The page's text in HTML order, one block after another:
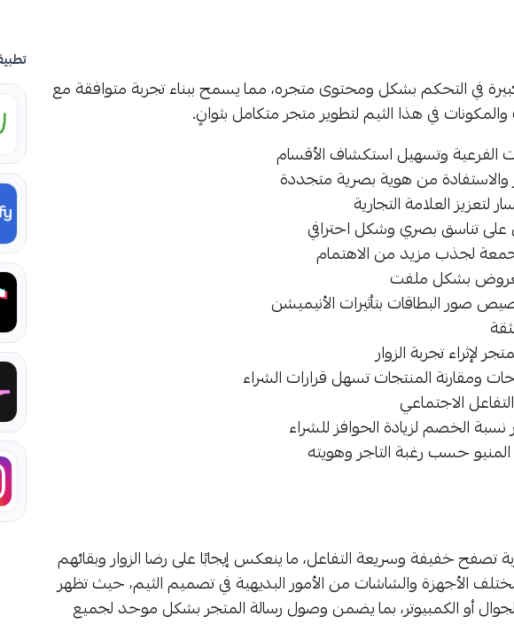
في التحكم بشكل ومحتوى متجره، مما يسمح ببناء تجربة متوافقة مع
في هذا الثيم لتطوير متجر متكامل بثوانٍ.
الفرعية وتسهيل استكشاف الأقسام
من هوية بصرية متجددة
العلامة التجارية
تناسق بصري وشكل احترافي
لجذب مزيد من الاهتمام
بشكل ملفت
صور البطاقات بتأثيرات الأنيميشن
لإثراء تجربة الزوار
الاجتماعي
الخصم لزيادة الحوافز للشراء
حسب رغبة التاجر وهويته
خفيفة وسريعة التفاعل، ما ينعكس إيجابًا على رضا الزوار وبقائهم
الأجهزة والشاشات من الأمور البديهية في تصميم الثيم، حيث تظهر
أو الكمبيوتر، بما يضمن وصول رسالة المتجر بشكل موحد لجميع